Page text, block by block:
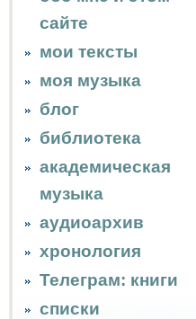
сайте
мои тексты
моя музыка
блог
библиотека
академическая
музыка
аудиоархив
хронология
Телеграм: книги
списки